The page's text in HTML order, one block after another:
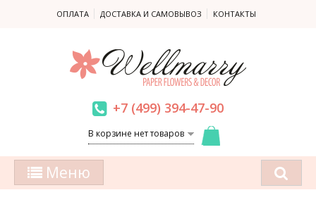
ОПЛАТА ДОСТАВКА И САМОВЫВОЗ КОНТАКТЫ
+7 (499) 394-47-90
В корзине нет товаров
Меню